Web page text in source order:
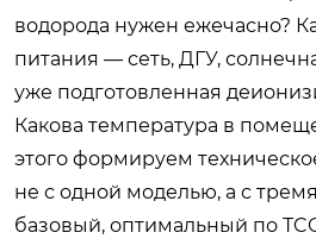
водорода нужен ежечасно?
питания — сеть, ДГУ,
уже подготовленная
Какова температура в
этого формируем
не с одной моделью, а с
базовый, оптимальный по